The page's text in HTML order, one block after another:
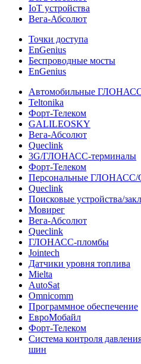
IoT устройства
Вега-Абсолют
Точки доступа
EnGenius
Беспроводные мосты
EnGenius
Автомобильные
Teltonika
Форт-Телеком
GALILEOSKY
Вега-Абсолют
Queclink
3G/ГЛОНАСС-терминалы
Форт-Телеком
Персональные ГЛОНАСС/
Queclink
Поисковые устройства/
Мовирег
Вега-Абсолют
Queclink
ГЛОНАСС-пломбы
Jointech
Датчики уровня топлива
Mielta
AutoSat
Omnicomm
Программное обеспечение
ЕвроМобайл
Форт-Телеком
Система контроля
шин